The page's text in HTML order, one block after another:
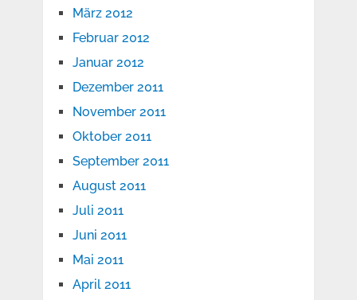
März 2012
Februar 2012
Januar 2012
Dezember 2011
November 2011
Oktober 2011
September 2011
August 2011
Juli 2011
Juni 2011
Mai 2011
April 2011